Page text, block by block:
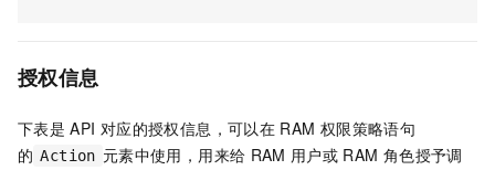
授权信息
下表是 API 对应的授权信息，可以在 RAM 权限策略语句
的 Action 元素中使用，用来给 RAM 用户或 RAM 角色授予调